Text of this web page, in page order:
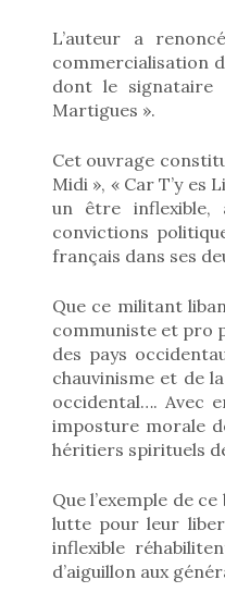
L’auteur a
commercialisation
dont le signataire
Martigues ».
Cet ouvrage
Midi », « Car T’y es
un être inflexible,
convictions
français dans ses
Que ce militant
communiste et pro
des pays
chauvinisme et de
occidental…. Avec
imposture morale
héritiers spirituels
Que l’exemple de
lutte pour leur
inflexible
d’aiguillon aux